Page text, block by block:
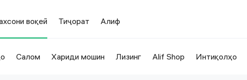
воқеӣ Тиҷорат Алиф
Салом Хариди мошин Лизинг Alif Shop Интиқолҳо